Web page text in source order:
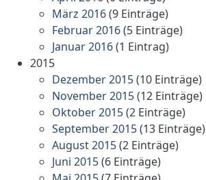
März 2016(9 Einträge)
Februar 2016(5 Einträge)
Januar 2016(1 Eintrag)
2015
Dezember 2015(10 Einträge)
November 2015(12 Einträge)
Oktober 2015(2 Einträge)
September 2015(13 Einträge)
August 2015(2 Einträge)
Juni 2015(6 Einträge)